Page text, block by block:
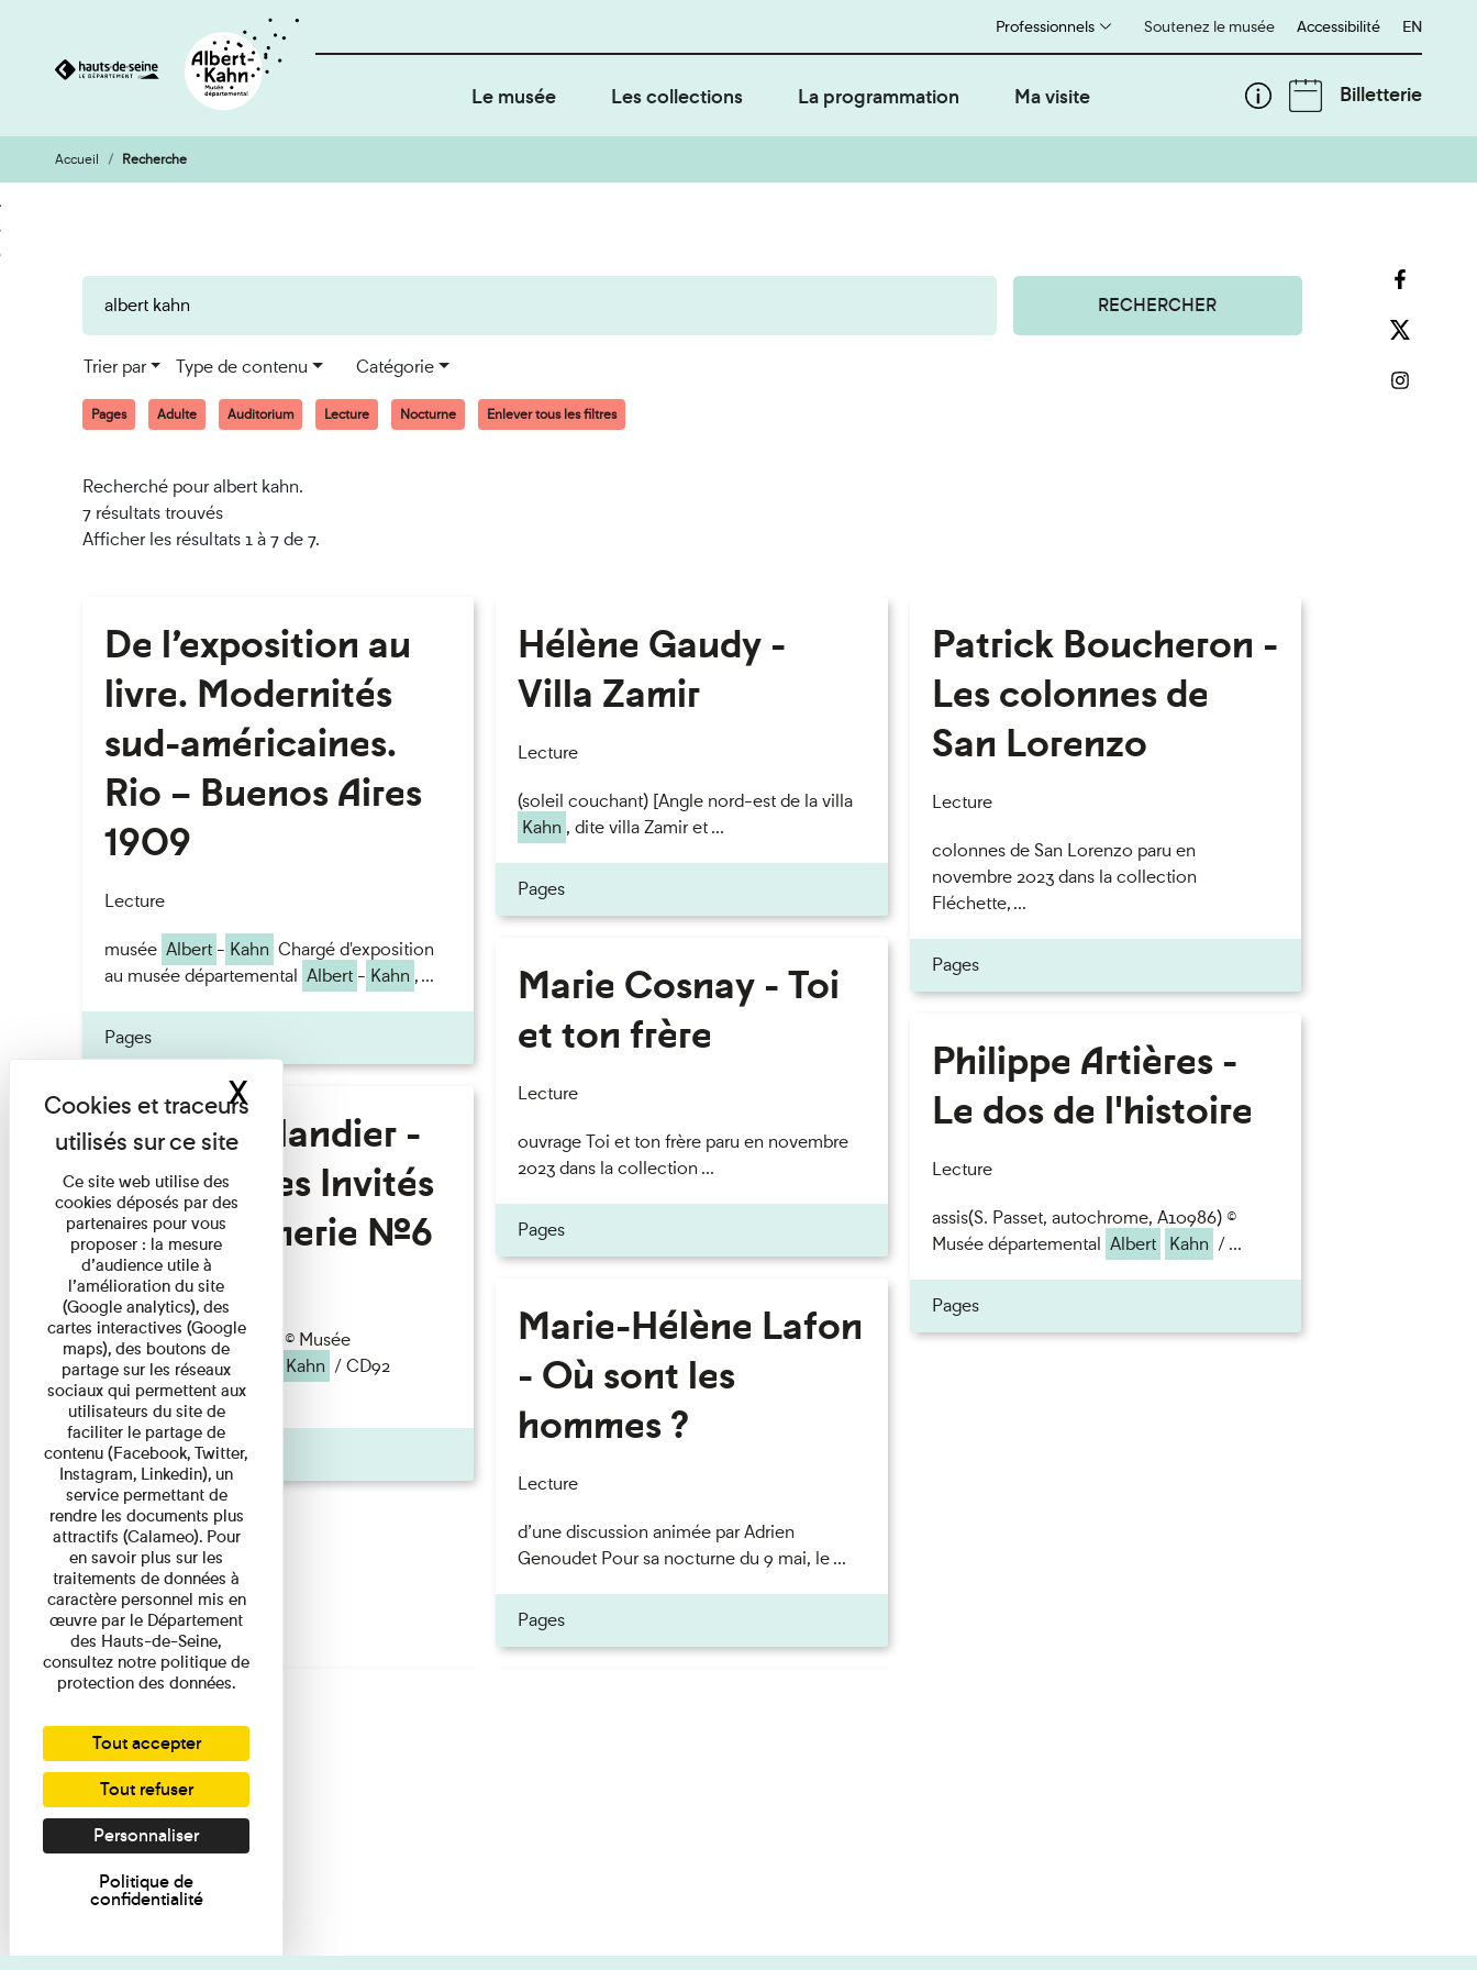
Aller
au
contenu
Aller
à
la
Soutenez le musée
Professionnels Accessibilité English
EN
Le musée Les collections La programmation Ma visite Billetterie
Accueil Recherche
RECHERCHER
Trier par Type de contenu Catégorie
Pages Adulte Auditorium Lecture Nocturne Enlever tous les filtres
Recherché pour albert kahn.
7 résultats trouvés
Afficher les résultats 1 à 7 de 7.
De l’exposition au
livre. Modernités
sud-américaines.
Rio – Buenos Aires
1909
Lecture
musée Albert - Kahn Chargé d'exposition
au musée départemental Albert - Kahn , ...
Pages
Fanny Taillandier -
Foudres Les Invités
de l’Imprimerie n°6
Lecture
autochrome, A63911S) © Musée
départementalAlbert Kahn / CD92
Samedi 13 mai ...
Pages
Hélène Gaudy -
Villa Zamir
Lecture
(soleil couchant) [Angle nord-est de la villa
Kahn , dite villa Zamir et ...
Pages
Marie Cosnay - Toi
et ton frère
Lecture
ouvrage Toi et ton frère paru en novembre
2023 dans la collection ...
Pages
Marie-Hélène Lafon
- Où sont les
hommes ?
Lecture
d’une discussion animée par Adrien
Genoudet Pour sa nocturne du 9 mai, le ...
Pages
Patrick Boucheron -
Les colonnes de
San Lorenzo
Lecture
colonnes de San Lorenzo paru en
novembre 2023 dans la collection
Fléchette, ...
Pages
Philippe Artières -
Le dos de l'histoire
Lecture
assis(S. Passet, autochrome, A10986) ©
Musée départemental Albert Kahn / ...
Pages
Ce site web utilise des
cookies déposés par des
partenaires pour vous
proposer : la mesure
d’audience utile à
l’amélioration du site
(Google analytics), des
cartes interactives (Google
maps), des boutons de
partage sur les réseaux
sociaux qui permettent aux
utilisateurs du site de
faciliter le partage de
contenu (Facebook, Twitter,
Instagram, Linkedin), un
service permettant de
rendre les documents plus
attractifs (Calameo). Pour
en savoir plus sur les
traitements de données à
caractère personnel mis en
œuvre par le Département
des Hauts-de-Seine,
consultez notre politique de
protection des données.
Tout accepter
Tout refuser
Personnaliser
Politique de
confidentialité
XMasquer le bandeau des cookies